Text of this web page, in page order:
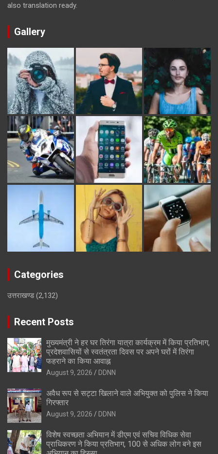
also translation ready.
Gallery
Categories
उत्तराखण्ड(2,132)
Recent Posts
मुख्यमंत्री ने हर घर तिरंगा यात्रा कार्यक्रम में किया प्रतिभाग,
प्रदेशवासियों से स्वतंत्रता दिवस पर अपने घरों में तिरंगा
फहराने का किया आवाह्न
August 9, 2026 DDNN
अवैध रूप से सट्टा खिलाने वाले अभियुक्त को पुलिस ने किया
गिरफ्तार
August 9, 2026 DDNN
विशेष स्वच्छता अभियान में डीएम एवं सचिव विधिक सेवा
प्राधिकरण ने किया प्रतिभाग, 100 से अधिक लोग बने इस